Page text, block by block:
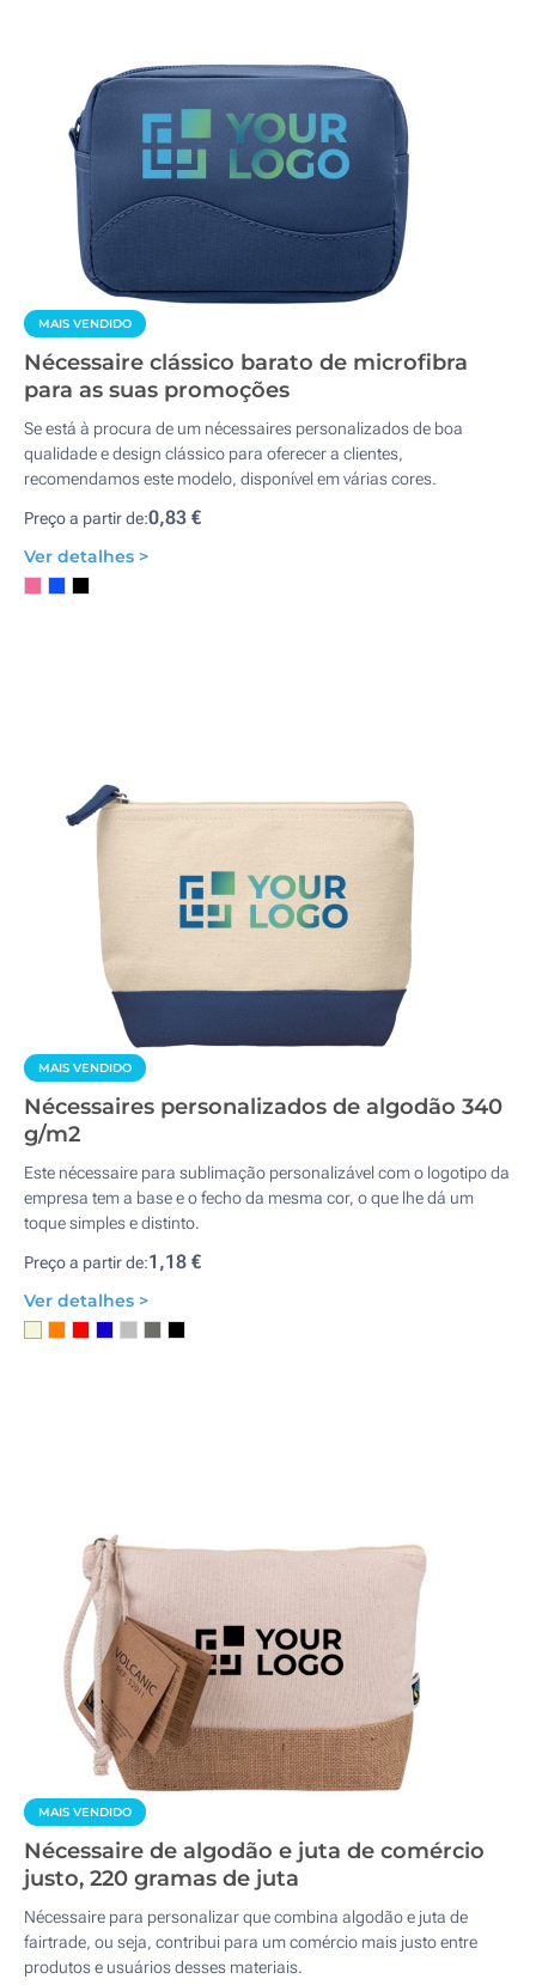
MAIS VENDIDO
Nécessaire clássico barato de microfibra
para as suas promoções
Se está à procura de um nécessaires personalizados de boa
qualidade e design clássico para oferecer a clientes,
recomendamos este modelo, disponível em várias cores.
Preço a partir de:0,83 €
Ver detalhes >
MAIS VENDIDO
Nécessaires personalizados de algodão 340
g/m2
Este nécessaire para sublimação personalizável com o logotipo da
empresa tem a base e o fecho da mesma cor, o que lhe dá um
toque simples e distinto.
Preço a partir de:1,18 €
Ver detalhes >
MAIS VENDIDO
Nécessaire de algodão e juta de comércio
justo, 220 gramas de juta
Nécessaire para personalizar que combina algodão e juta de
fairtrade, ou seja, contribui para um comércio mais justo entre
produtos e usuários desses materiais.